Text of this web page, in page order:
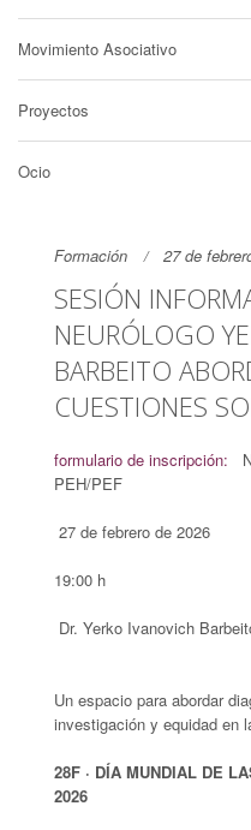
Movimiento Asociativo
Proyectos
Ocio
Formación 27 de
SESIÓN
NEURÓLOGO
BARBEITO
CUESTIONES
formulario de inscripción:
PEH/PEF
27 de febrero de 2026
19:00 h
Dr. Yerko Ivanovich
Un espacio para abordar
investigación y equidad en
28F · DÍA MUNDIAL DE
2026